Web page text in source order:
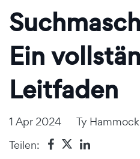
Ein
Leitfaden
1 Apr 2024 Ty Hammock
Teilen: